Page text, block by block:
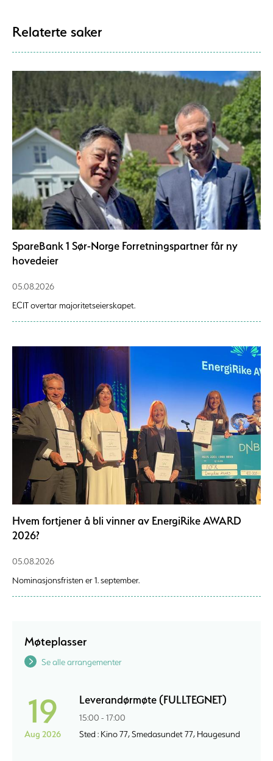
Relaterte saker
SpareBank 1 Sør-Norge Forretningspartner får ny
hovedeier
05.08.2026
ECIT overtar majoritetseierskapet.
Hvem fortjener å bli vinner av EnergiRike AWARD
2026?
05.08.2026
Nominasjonsfristen er 1. september.
Møteplasser
Se alle arrangementer
19
Aug 2026
Leverandørmøte (FULLTEGNET)
15:00 - 17:00
Sted : Kino 77, Smedasundet 77, Haugesund